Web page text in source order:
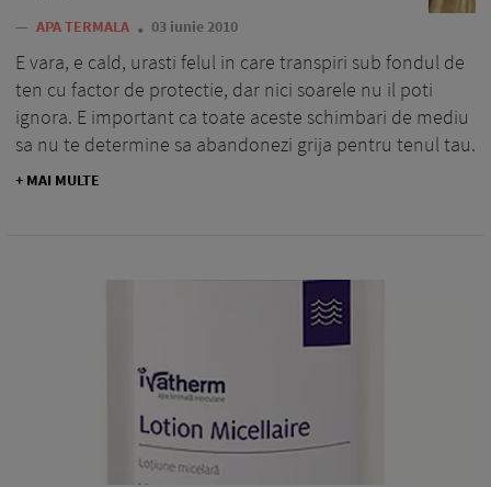
— APA TERMALA 03 iunie 2010
E vara, e cald, urasti felul in care transpiri sub fondul de
ten cu factor de protectie, dar nici soarele nu il poti
ignora. E important ca toate aceste schimbari de mediu
sa nu te determine sa abandonezi grija pentru tenul tau.
+ MAI MULTE